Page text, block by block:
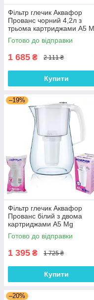
Фільтр глечик Аквафор
Прованс чорний 4,2л з
трьома картриджами А5
Готово до відправки
1 685 ₴ 2 111 ₴
Купити
–19%
Фільтр глечик Аквафор
Прованс білий з двома
картриджами А5 Mg
Готово до відправки
1 395 ₴ 1 725 ₴
Купити
–20%